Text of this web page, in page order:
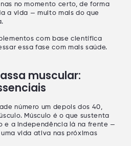
no momento certo, de forma
a vida — muito mais do que
com base científica
essa fase com mais saúde.
muscular:
número um depois dos 40,
. Músculo é o que sustenta
e a independência lá na frente —
vida ativa nas próximas